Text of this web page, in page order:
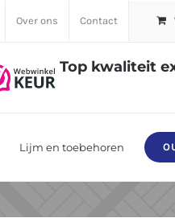
Over ons Contact
Top kwaliteit
Lijm en toebehoren